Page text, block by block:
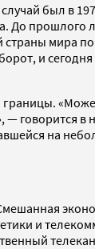
был в
До прошлого
мира
и сегодня
границы.
в
на
и